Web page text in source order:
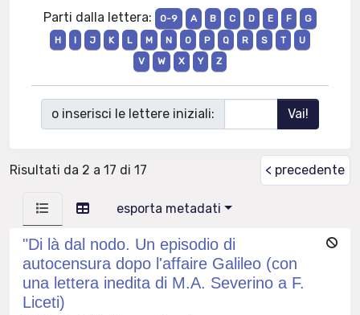
Parti dalla lettera: 0-9 A B C D E F
G
H
I J K L M N O P Q R S T
U
V
W X Y Z
o inserisci le lettere iniziali:
Risultati da 2 a 17 di 17 < precedente
esporta metadati
"Di là dal nodo. Un episodio di
autocensura dopo l'affaire Galileo (con
una lettera inedita di M.A. Severino a F.
Liceti)